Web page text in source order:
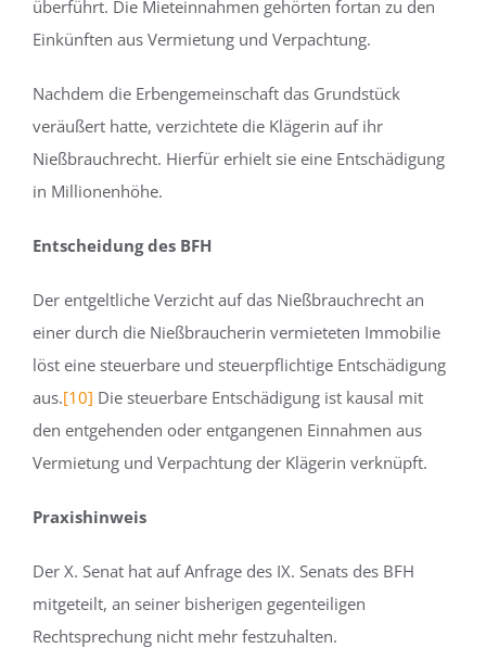
überführt. Die Mieteinnahmen gehörten fortan zu den
Einkünften aus Vermietung und Verpachtung.
Nachdem die Erbengemeinschaft das Grundstück
veräußert hatte, verzichtete die Klägerin auf ihr
Nießbrauchrecht. Hierfür erhielt sie eine Entschädigung
in Millionenhöhe.
Entscheidung des BFH
Der entgeltliche Verzicht auf das Nießbrauchrecht an
einer durch die Nießbraucherin vermieteten Immobilie
löst eine steuerbare und steuerpflichtige Entschädigung
aus.[10] Die steuerbare Entschädigung ist kausal mit
den entgehenden oder entgangenen Einnahmen aus
Vermietung und Verpachtung der Klägerin verknüpft.
Praxishinweis
Der X. Senat hat auf Anfrage des IX. Senats des BFH
mitgeteilt, an seiner bisherigen gegenteiligen
Rechtsprechung nicht mehr festzuhalten.